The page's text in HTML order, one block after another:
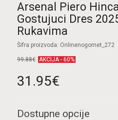
Arsenal Piero
Gostujuci Dres
Rukavima
Šifra proizvoda: Onlinenogomet_272
99.88€ AKCIJA - 60%
31.95€
Dostupne opcije